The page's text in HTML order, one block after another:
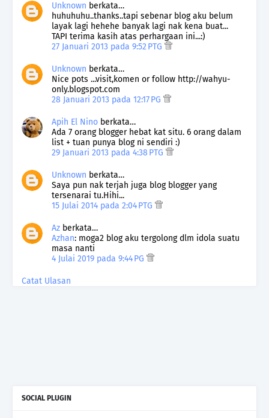
Unknown berkata…
huhuhuhu..thanks..tapi sebenar blog aku belum
layak lagi hehehe banyak lagi nak kena buat...
TAPI terima kasih atas perhargaan ini...:)
27 Januari 2013 pada 9:52 PTG
Unknown berkata…
Nice pots ...visit,komen or follow http://wahyu-
only.blogspot.com
28 Januari 2013 pada 12:17 PG
Apih El Nino berkata…
Ada 7 orang blogger hebat kat situ. 6 orang dalam
list + tuan punya blog ni sendiri :)
29 Januari 2013 pada 4:38 PTG
Unknown berkata…
Saya pun nak terjah juga blog blogger yang
tersenarai tu.Hihi...
15 Julai 2014 pada 2:04 PTG
Az berkata…
Azhan: moga2 blog aku tergolong dlm idola suatu
masa nanti
4 Julai 2019 pada 9:44 PG
Catat Ulasan
SOCIAL PLUGIN